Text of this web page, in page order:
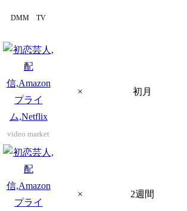
DMM TV
video market
× 初月
× 2週間